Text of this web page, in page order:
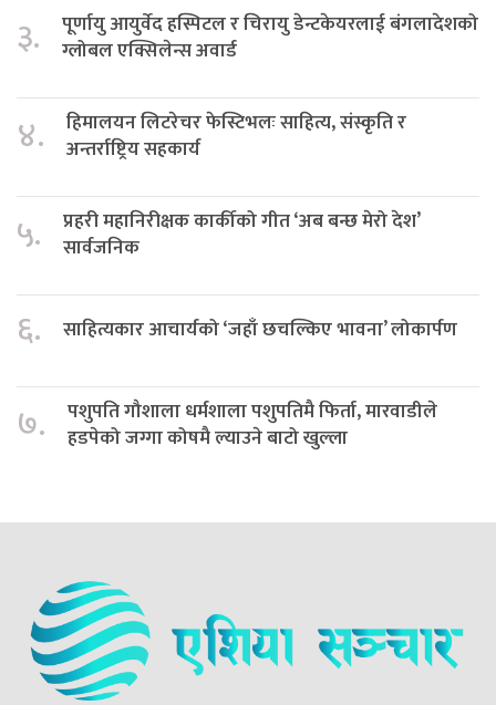
३.
पूर्णायु आयुर्वेद हस्पिटल र चिरायु डेन्टकेयरलाई बंगलादेशको
ग्लोबल एक्सिलेन्स अवार्ड
४.
हिमालयन लिटरेचर फेस्टिभलः साहित्य, संस्कृति र
अन्तर्राष्ट्रिय सहकार्य
५.
प्रहरी महानिरीक्षक कार्कीको गीत ‘अब बन्छ मेरो देश’
सार्वजनिक
६. साहित्यकार आचार्यको ‘जहाँ छचल्किए भावना’ लोकार्पण
७.
पशुपति गौशाला धर्मशाला पशुपतिमै फिर्ता, मारवाडीले
हडपेको जग्गा कोषमै ल्याउने बाटो खुल्ला